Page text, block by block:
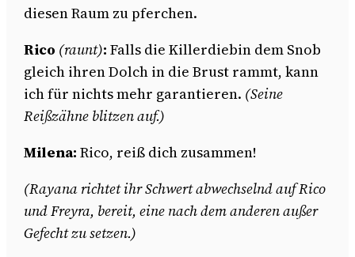
diesen Raum zu pferchen.
Rico (raunt): Falls die Killerdiebin dem Snob
gleich ihren Dolch in die Brust rammt, kann
ich für nichts mehr garantieren. (Seine
Reißzähne blitzen auf.)
Milena:Rico, reiß dich zusammen!
(Rayana richtet ihr Schwert abwechselnd auf Rico
und Freyra, bereit, eine nach dem anderen außer
Gefecht zu setzen.)